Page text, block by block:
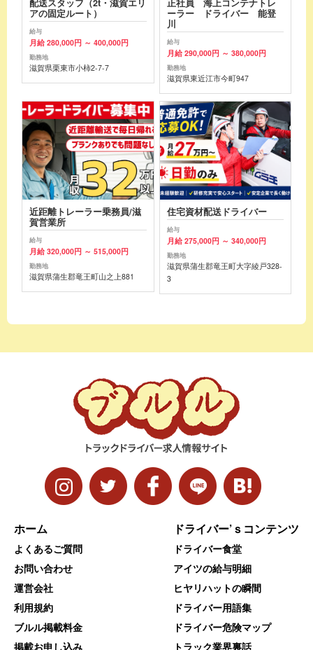
配送スタッフ（2t・滋賀エリ
アの固定ルート）
給与
月給 280,000円 ～ 400,000円
勤務地
滋賀県栗東市小柿2-7-7
正社員 海上コンテナトレ
ーラー ドライバー 能登
川
給与
月給 290,000円 ～ 380,000円
勤務地
滋賀県東近江市今町947
近距離トレーラー乗務員/滋
賀営業所
給与
月給 320,000円 ～ 515,000円
勤務地
滋賀県蒲生郡竜王町山之上881
住宅資材配送ドライバー
給与
月給 275,000円 ～ 340,000円
勤務地
滋賀県蒲生郡竜王町大字綾戸328-
3
ホーム
よくあるご質問
お問い合わせ
運営会社
利用規約
ブルル掲載料金
掲載お申し込み
ドライバー’ｓコンテンツ
ドライバー食堂
アイツの給与明細
ヒヤリハットの瞬間
ドライバー用語集
ドライバー危険マップ
トラック業界裏話